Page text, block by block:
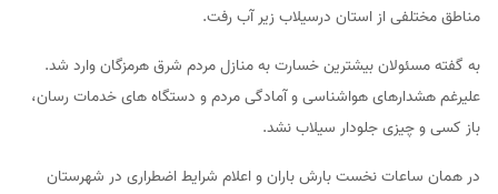
مناطق مختلفی از استان درسیلاب زیر آب رفت.
به گفته مسئولان بیشترین خسارت به منازل مردم شرق هرمزگان وارد شد.
علیرغم هشدارهای هواشناسی و آمادگی مردم و دستگاه های خدمات رسان،
باز کسی و چیزی جلودار سیلاب نشد.
در همان ساعات نخست بارش باران و اعلام شرایط اضطراری در شهرستان